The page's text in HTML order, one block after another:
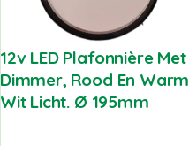
12v LED Plafonnière Met
Dimmer, Rood En Warm
Wit Licht. Ø 195mm